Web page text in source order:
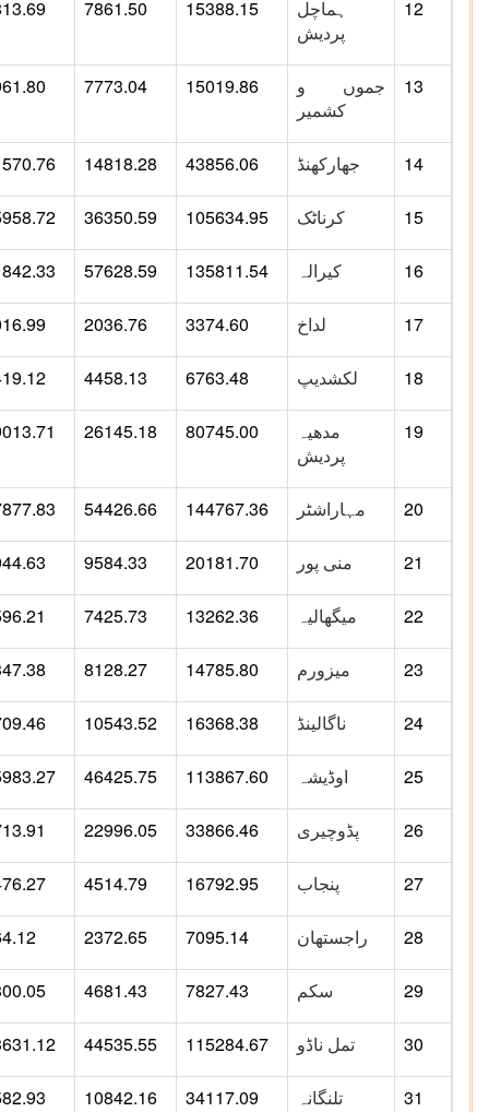
12
ہماچل
پردیش
15388.15
7861.50
13
جموں و
کشمیر
15019.86
7773.04
14 جھارکھنڈ 43856.06
14818.28
15 کرناٹک 105634.95
36350.59
16 کیرالہ 135811.54
57628.59
17 لداخ 3374.60
2036.76
18 لکشدیپ 6763.48
4458.13
19
مدھیہ
پردیش
80745.00
26145.18
20 مہاراشٹر 144767.36
54426.66
21 منی پور 20181.70
9584.33
22 میگھالیہ 13262.36
7425.73
23 میزورم 14785.80
8128.27
24 ناگالینڈ 16368.38
10543.52
25 اوڈیشہ 113867.60
46425.75
26 پڈوچیری 33866.46
22996.05
27 پنجاب 16792.95
4514.79
28 راجستھان 7095.14
2372.65
29 سکم 7827.43
4681.43
30 تمل ناڈو 115284.67
44535.55
31 تلنگانہ 34117.09
10842.16